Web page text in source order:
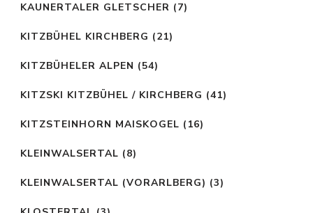
KAUNERTALER GLETSCHER (7)
KITZBÜHEL KIRCHBERG (21)
KITZBÜHELER ALPEN (54)
KITZSKI KITZBÜHEL / KIRCHBERG (41)
KITZSTEINHORN MAISKOGEL (16)
KLEINWALSERTAL (8)
KLEINWALSERTAL (VORARLBERG) (3)